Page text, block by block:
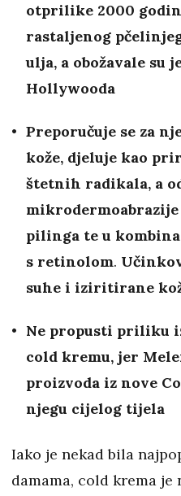
otprilike 2000
rastaljenog
ulja, a obožavale su
Hollywooda
Preporučuje se za
kože, djeluje kao
štetnih radikala, a
pilinga te u
s retinolom.
suhe i iziritirane
Ne propusti priliku
cold kremu, jer
proizvoda iz nove
njegu cijelog tijela
Iako je nekad bila
damama, cold krema je